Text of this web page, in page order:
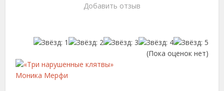
Добавить отзыв
(Пока оценок нет)